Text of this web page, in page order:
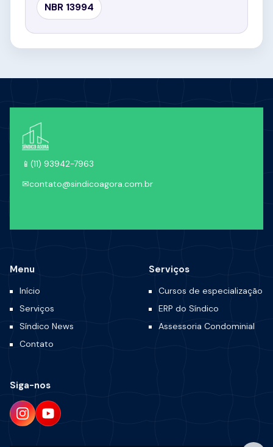
NBR 13994
📱 (11) 93942-7963
✉contato@sindicoagora.com.br
Menu
Início
Serviços
Síndico News
Contato
Serviços
Cursos de especialização
ERP do Síndico
Assessoria Condominial
Siga-nos